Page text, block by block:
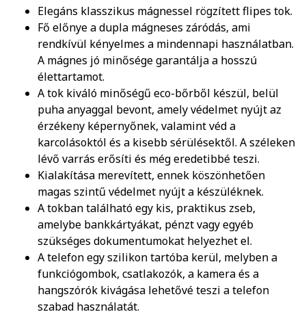
Elegáns klasszikus mágnessel rögzített flipes tok.
Fő előnye a dupla mágneses záródás, ami
rendkívül kényelmes a mindennapi használatban.
A mágnes jó minősége garantálja a hosszú
élettartamot.
A tok kiváló minőségű eco-bőrből készül, belül
puha anyaggal bevont, amely védelmet nyújt az
érzékeny képernyőnek, valamint véd a
karcolásoktól és a kisebb sérülésektől. A széleken
lévő varrás erősíti és még eredetibbé teszi.
Kialakítása merevített, ennek köszönhetően
magas szintű védelmet nyújt a készüléknek.
A tokban található egy kis, praktikus zseb,
amelybe bankkártyákat, pénzt vagy egyéb
szükséges dokumentumokat helyezhet el.
A telefon egy szilikon tartóba kerül, melyben a
funkciógombok, csatlakozók, a kamera és a
hangszórók kivágása lehetővé teszi a telefon
szabad használatát.